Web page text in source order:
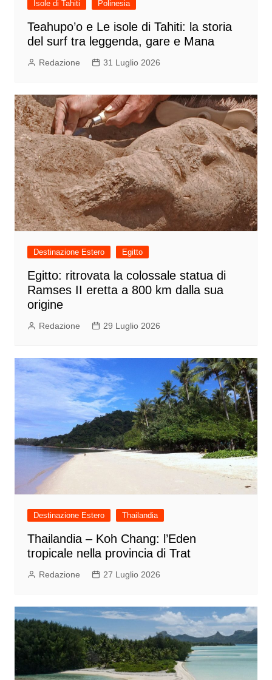
Isole di Tahiti
Polinesia
Teahupo’o e Le isole di Tahiti: la storia
del surf tra leggenda, gare e Mana
Redazione 31 Luglio 2026
Destinazione Estero Egitto
Egitto: ritrovata la colossale statua di
Ramses II eretta a 800 km dalla sua
origine
Redazione 29 Luglio 2026
Destinazione Estero Thailandia
Thailandia – Koh Chang: l’Eden
tropicale nella provincia di Trat
Redazione 27 Luglio 2026